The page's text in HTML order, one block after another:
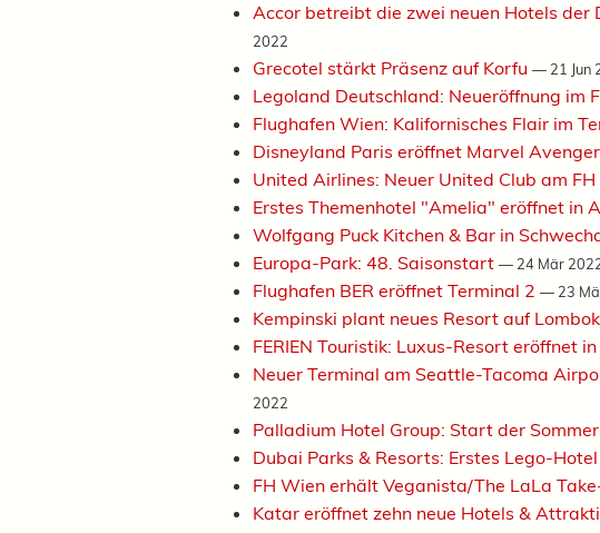
Accor betreibt die zwei neuen Hotels der
2022
Grecotel stärkt Präsenz auf Korfu — 21 Jun
Legoland Deutschland: Neueröffnung im
Flughafen Wien: Kalifornisches Flair im
Disneyland Paris eröffnet Marvel
United Airlines: Neuer United Club am
Erstes Themenhotel "Amelia" eröffnet in
Wolfgang Puck Kitchen & Bar in
Europa-Park: 48. Saisonstart — 24 Mär
Flughafen BER eröffnet Terminal 2 — 23
Kempinski plant neues Resort auf Lombok
FERIEN Touristik: Luxus-Resort eröffnet
Neuer Terminal am Seattle-Tacoma
2022
Palladium Hotel Group: Start der
Dubai Parks & Resorts: Erstes Lego-
FH Wien erhält Veganista/The LaLa
Katar eröffnet zehn neue Hotels &